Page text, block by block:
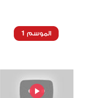
الموسم 1